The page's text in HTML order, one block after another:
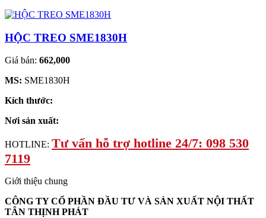
HỘC TREO SME1830H
Giá bán: 662,000
MS: SME1830H
Kích thước:
Nơi sản xuất:
HOTLINE: Tư vấn hỗ trợ hotline 24/7: 098 530
7119
Giới thiệu chung
CÔNG TY CỔ PHẦN ĐẦU TƯ VÀ SẢN XUẤT NỘI THẤT
TÂN THỊNH PHÁT